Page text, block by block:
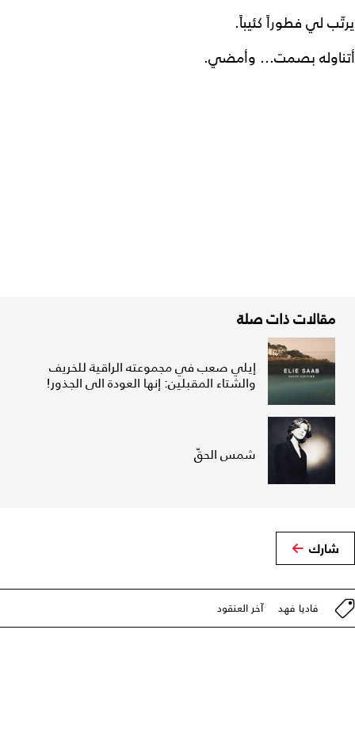
يرتّب لي فطوراً كئيباً.
أتناوله بصمت... وأمضي.
مقالات ذات صلة
إيلي صعب في مجموعته الراقية للخريف
والشتاء المقبلين: إنها العودة الى الجذور!
شمس الحقّ
شارك
فاديا فهد آخر العنقود